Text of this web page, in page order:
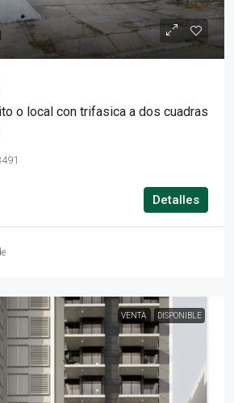
o local con trifasica a dos cuadras
Detalles
VENTA DISPONIBLE